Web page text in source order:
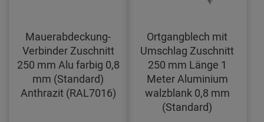
Mauerabdeckung-
Verbinder Zuschnitt
250 mm Alu farbig 0,8
mm (Standard)
Anthrazit (RAL7016)
Ortgangblech mit
Umschlag Zuschnitt
250 mm Länge 1
Meter Aluminium
walzblank 0,8 mm
(Standard)